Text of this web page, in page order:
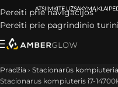
Pereiti prie navigacijos
Pereiti prie pagrindinio
ATSIIMKITE UŽSAKYMĄ
Pradžia › Stacionarūs
Stacionarus kompiuteris i7-